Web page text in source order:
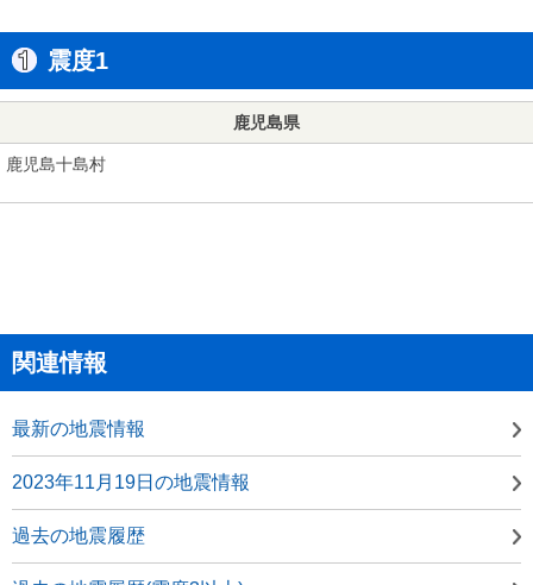
震度1
鹿児島県
鹿児島十島村
関連情報
最新の地震情報
2023年11月19日の地震情報
過去の地震履歴